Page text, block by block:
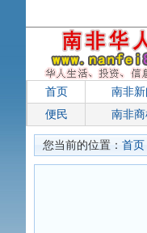
首页 南非新
便民
南非
您当前的位置： 首页